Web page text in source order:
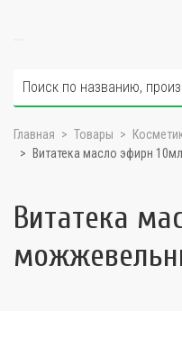
Главная Товары
Витатека масло эфирн
Витатека